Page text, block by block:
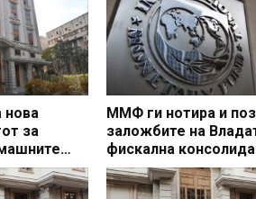
нова
за
пласирани
ММФ ги нотира и
заложбите на
фискална